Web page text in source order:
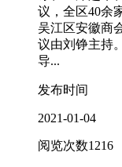
议，全区40余
吴江区安徽商
议由刘铮主持
导...
发布时间
2021-01-04
阅览次数1216